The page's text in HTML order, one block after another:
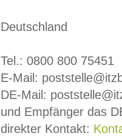
Deutschland
Tel.: 0800 800 75451
E-Mail:
DE-Mail:
und Empfänger das
direkter Kontakt: